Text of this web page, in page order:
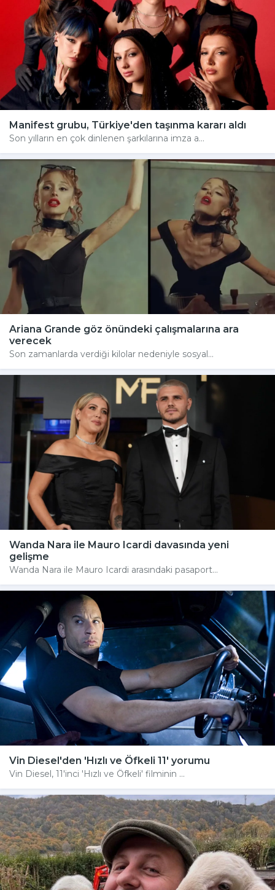
Manifest grubu, Türkiye'den taşınma kararı aldı
Son yılların en çok dinlenen şarkılarına imza a...
Ariana Grande göz önündeki çalışmalarına ara
verecek
Son zamanlarda verdiği kilolar nedeniyle sosyal...
Wanda Nara ile Mauro Icardi davasında yeni
gelişme
Wanda Nara ile Mauro Icardi arasındaki pasaport...
Vin Diesel'den 'Hızlı ve Öfkeli 11' yorumu
Vin Diesel, 11'inci 'Hızlı ve Öfkeli' filminin ...